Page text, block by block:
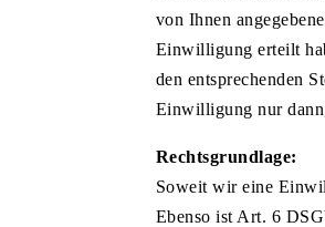
von Ihnen
Einwilligung erteilt
den entsprechenden
Einwilligung nur
Rechtsgrundlage:
Soweit wir eine
Ebenso ist Art. 6